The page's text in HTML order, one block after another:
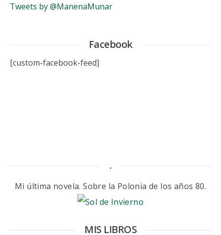
Tweets by @ManenaMunar
Facebook
[custom-facebook-feed]
.
Mi última novela. Sobre la Polonia de los años 80.
MIS LIBROS